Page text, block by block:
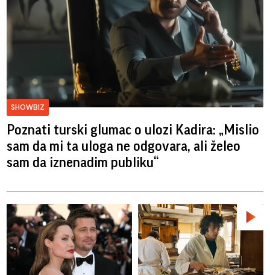
SHOWBIZ
Poznati turski glumac o ulozi Kadira: „Mislio
sam da mi ta uloga ne odgovara, ali želeo
sam da iznenadim publiku“